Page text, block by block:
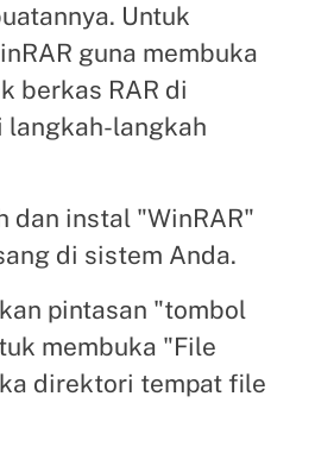
Untuk
guna membuka
berkas RAR di
langkah-langkah
dan instal "WinRAR"
di sistem Anda.
pintasan "tombol
membuka "File
direktori tempat file